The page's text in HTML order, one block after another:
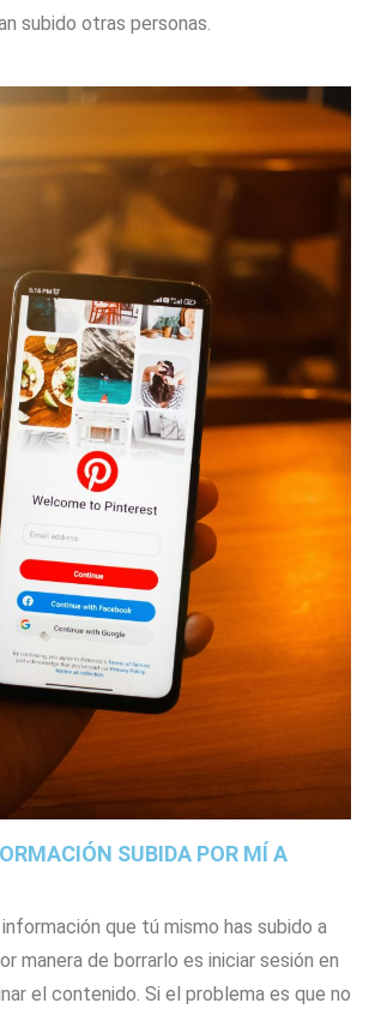
subido otras personas.
SUBIDA POR MÍ A
que tú mismo has subido a
manera de borrarlo es iniciar sesión en
el contenido. Si el problema es que no